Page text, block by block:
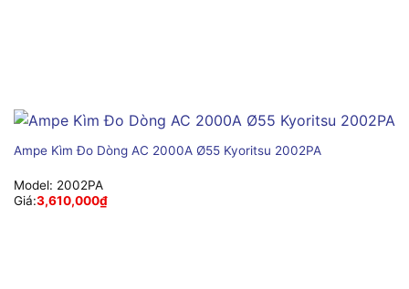
Ampe Kìm Đo Dòng AC 2000A Ø55 Kyoritsu 2002PA
Model: 2002PA
Giá:3,610,000₫